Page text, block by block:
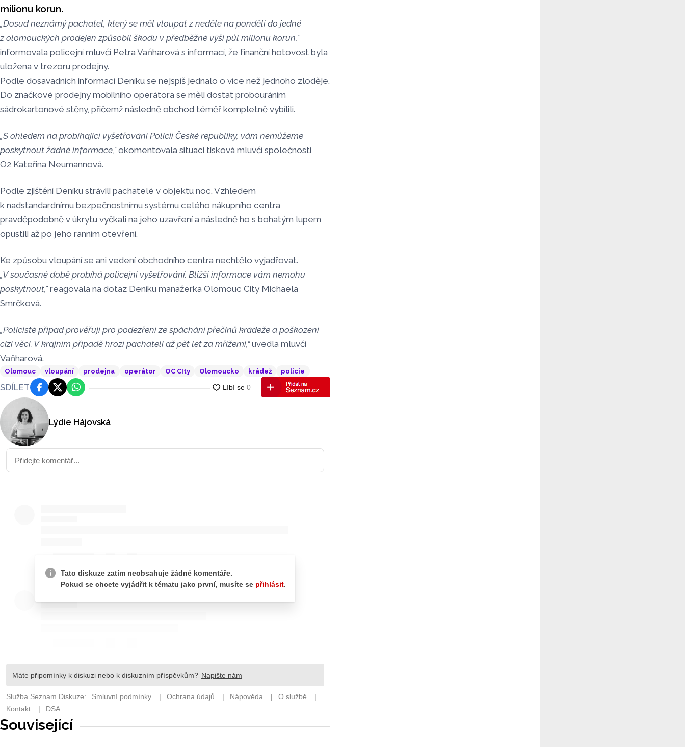
milionu korun.
„Dosud neznámý pachatel, který se měl vloupat z neděle na pondělí do jedné
z olomouckých prodejen způsobil škodu v předběžné výši půl milionu korun,"
informovala policejní mluvčí Petra Vaňharová s informací, že finanční hotovost byla
uložena v trezoru prodejny.
Podle dosavadních informací Deníku se nejspíš jednalo o více než jednoho zloděje.
Do značkové prodejny mobilního operátora se měli dostat probouráním
sádrokartonové stěny, přičemž následně obchod téměř kompletně vybílili.
„S ohledem na probíhající vyšetřování Policií České republiky, vám nemůžeme
poskytnout žádné informace,"okomentovala situaci tisková mluvčí společnosti
O2 Kateřina Neumannová.
Podle zjištění Deníku strávili pachatelé v objektu noc. Vzhledem
k nadstandardnímu bezpečnostnímu systému celého nákupního centra
pravděpodobně v úkrytu vyčkali na jeho uzavření a následně ho s bohatým lupem
opustili až po jeho ranním otevření.
Ke způsobu vloupání se ani vedení obchodního centra nechtělo vyjadřovat.
„V současné době probíhá policejní vyšetřování. Bližší informace vám nemohu
poskytnout,"reagovala na dotaz Deníku manažerka Olomouc City Michaela
Smrčková.
„Policisté případ prověřují pro podezření ze spáchání přečinů krádeže a poškození
cizí věci. V krajním případě hrozí pachateli až pět let za mřížemi,“uvedla mluvčí
Vaňharová.
Olomouc vloupání prodejna operátor OC CIty Olomoucko krádež policie
SDÍLET FacebookPlatforma X
WhatsApp
Lýdie Hájovská
Související